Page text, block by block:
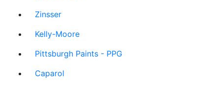
Zinsser
Kelly-Moore
Pittsburgh Paints - PPG
Caparol